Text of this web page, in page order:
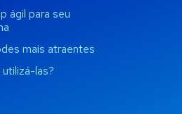
ágil para seu
mais atraentes
las?